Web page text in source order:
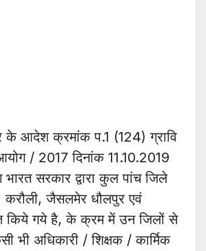
के आदेश क्रमांक प.1 (124) ग्रावि
/ 2017 दिनांक 11.10.2019
भारत सरकार द्वारा कुल पांच जिले
करौली, जैसलमेर धौलपुर एवं
किये गये है, के क्रम में उन जिलों से
भी अधिकारी / शिक्षक / कार्मिक